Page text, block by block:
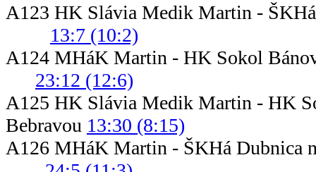
A123 HK Slávia Medik Martin -
13:7 (10:2)
A124 MHáK Martin - HK Sokol
23:12 (12:6)
A125 HK Slávia Medik Martin - HK
Bebravou 13:30 (8:15)
A126 MHáK Martin - ŠKHá